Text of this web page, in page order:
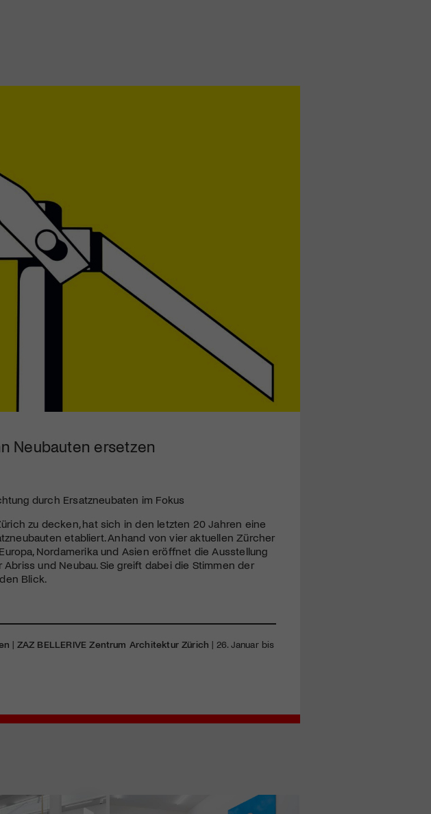
Neubauten ersetzen
durch Ersatzneubaten im Fokus
zu decken, hat sich in den letzten 20 Jahren eine
etabliert. Anhand von vier aktuellen Zürcher
Nordamerika und Asien eröffnet die Ausstellung
und Neubau. Sie greift dabei die Stimmen der
Blick.
| ZAZ BELLERIVE Zentrum Architektur Zürich | 26. Januar bis
oder
Arbeit.